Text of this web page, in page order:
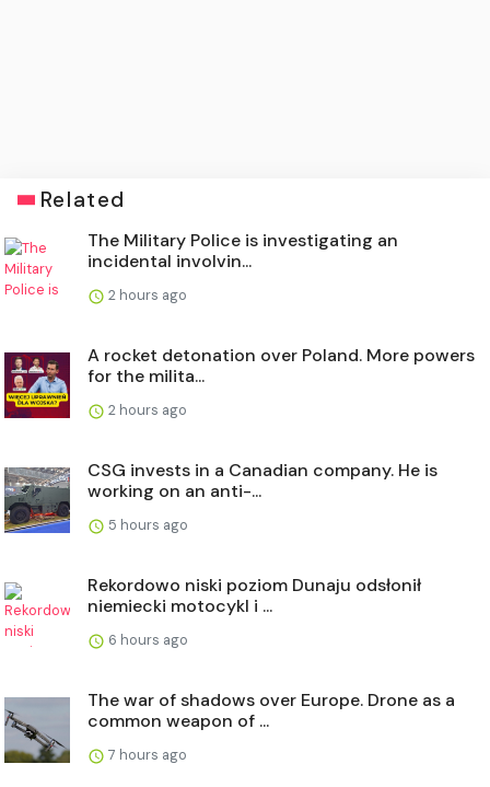
Related
The Military Police is investigating an
incidental involvin...
2 hours ago
A rocket detonation over Poland. More powers
for the milita...
2 hours ago
CSG invests in a Canadian company. He is
working on an anti-...
5 hours ago
Rekordowo niski poziom Dunaju odsłonił
niemiecki motocykl i ...
6 hours ago
The war of shadows over Europe. Drone as a
common weapon of ...
7 hours ago